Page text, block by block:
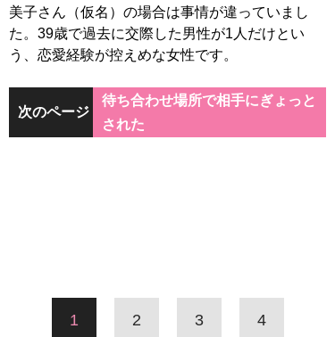
美子さん（仮名）の場合は事情が違っていまし
た。39歳で過去に交際した男性が1人だけとい
う、恋愛経験が控えめな女性です。
次のページ
待ち合わせ場所で相手にぎょっと
された
1 2 3 4